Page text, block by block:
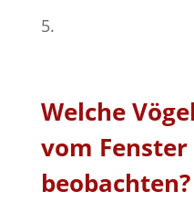
Welche
vom Fenster
beobachten?